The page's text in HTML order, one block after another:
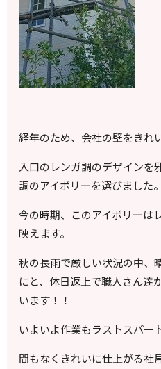
経年のため、会社の壁をきれ
入口のレンガ調のデザインを
調のアイボリーを選びました。
今の時期、このアイボリーは
映えます。
秋の長雨で厳しい状況の中、
にと、休日返上で職人さん達
います！！
いよいよ作業もラストスパー
間もなくきれいに仕上がる社